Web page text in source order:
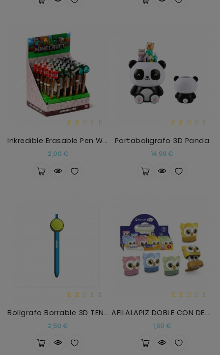
Inkredible Erasable Pen With Minecraft Tools Silic
2,00 €Precio
Portaboligrafo 3D Panda
14,99 €
Bolígrafo Borrable 3D TENNIS
2,50 €
AFILALAPIZ DOBLE CON DEPOSITO BUHO
1,50 €